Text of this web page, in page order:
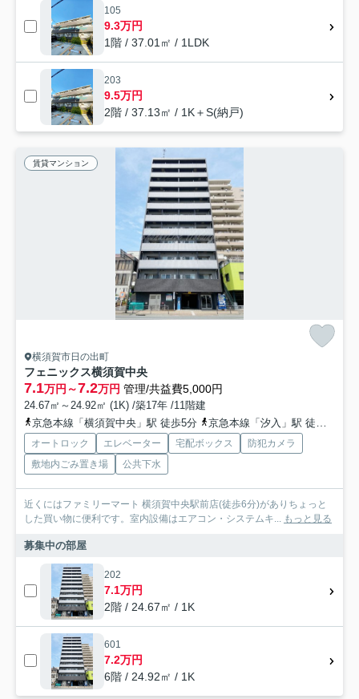
105
9.3万円
1階 / 37.01㎡ / 1LDK
203
9.5万円
2階 / 37.13㎡ / 1K＋S(納戸)
賃貸マンション
横須賀市日の出町
フェニックス横須賀中央
7.1万円～7.2万円 管理/共益費5,000円
24.67㎡～24.92㎡ (1K) /築17年 /11階建
京急本線「横須賀中央」駅 徒歩5分
京急本線「汐入」駅 徒歩17分
オートロック エレベーター 宅配ボックス
防犯カメラ
敷地内ごみ置き場
公共下水
近くにはファミリーマート 横須賀中央駅前店(徒歩6分)がありちょっと
した買い物に便利です。室内設備はエアコン・システムキ...
もっと見る
募集中の部屋
202
7.1万円
2階 / 24.67㎡ / 1K
601
7.2万円
6階 / 24.92㎡ / 1K